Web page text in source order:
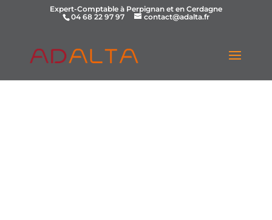
Expert-Comptable à Perpignan et en Cerdagne
04 68 22 97 97
contact@adalta.fr